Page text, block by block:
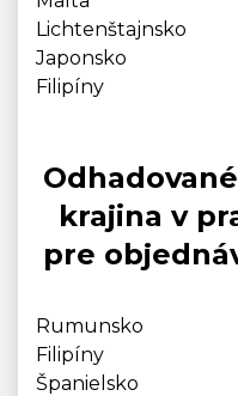
Lichtenštajnsko
Japonsko
Filipíny
krajina v
pre
Rumunsko
Filipíny
Španielsko